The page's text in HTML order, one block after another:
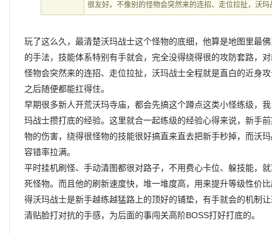
很友好。不像别的怪物会突然来的连招、走位拉扯，沃玛
玩了这么久，最清楚沃玛战士这个怪物的底细，他算是地图里最
的手法，技能体系特别有手就会，完全没得绕得很的攻防套路，
怪物会突然来的连招、走位拉扯，沃玛战士全程就是直白的近身
之后随便都能扛得住。
早期很多新人开荒沃玛寺庙，都会先搞这个蹲点这类小怪练级，
玛战士攒打底的经验。这里就合一起练级的经验心得来说，新手
物的伤害，绕得很怪物的技能很好搞直来直去把新手秒掉，而沃
容错率拉满。
平时挂机刷怪、手动清图都很对路子，不用费心卡位、躲技能，
死怪物。而且他的刷新速度快，堆一堆度高，用来提升等级性价
得沃玛战士是新手越练越猛路上的顶好的铺垫，有手就会的机制
清贴脸打对抗的手感，为后面的事闯关高阶BOSS打好打底的。